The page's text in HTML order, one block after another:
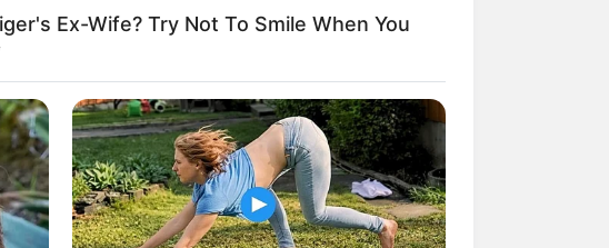
weitere Kalauer
Ex-Wife? Try Not To Smile When You